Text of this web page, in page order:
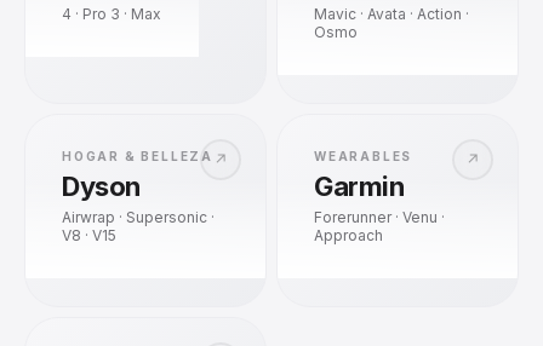
4 · Pro 3 · Max
Mavic · Avata · Action ·
Osmo
↗
HOGAR & BELLEZA
Dyson
Airwrap · Supersonic ·
V8 · V15
↗
WEARABLES
Garmin
Forerunner · Venu ·
Approach